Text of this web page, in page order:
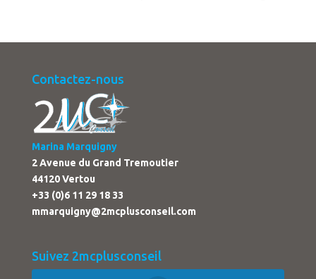
Contactez-nous
Marina Marquigny
2 Avenue du Grand Tremoutier
44120 Vertou
+33 (0)6 11 29 18 33
mmarquigny@2mcplusconseil.com
Suivez 2mcplusconseil